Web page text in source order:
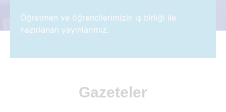
Öğretmen ve öğrencilerimizin iş birliği ile
hazırlanan yayınlarımız.
Gazeteler